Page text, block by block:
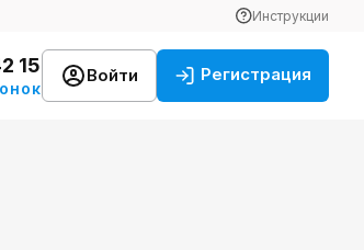
Инструкции
15 Войти Регистрация